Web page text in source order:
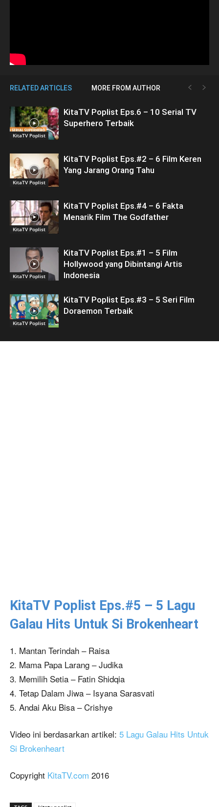
RELATED ARTICLES MORE FROM AUTHOR
KitaTV Poplist
KitaTV Poplist Eps.6 – 10 Serial TV
Superhero Terbaik
KitaTV Poplist
KitaTV Poplist Eps.#2 – 6 Film Keren
Yang Jarang Orang Tahu
KitaTV Poplist
KitaTV Poplist Eps.#4 – 6 Fakta
Menarik Film The Godfather
KitaTV Poplist
KitaTV Poplist Eps.#1 – 5 Film
Hollywood yang Dibintangi Artis
Indonesia
KitaTV Poplist
KitaTV Poplist Eps.#3 – 5 Seri Film
Doraemon Terbaik
KitaTV Poplist Eps.#5 – 5 Lagu
Galau Hits Untuk Si Brokenheart
1. Mantan Terindah – Raisa
2. Mama Papa Larang – Judika
3. Memilih Setia – Fatin Shidqia
4. Tetap Dalam Jiwa – Isyana Sarasvati
5. Andai Aku Bisa – Crishye
Video ini berdasarkan artikel: 5 Lagu Galau Hits Untuk
Si Brokenheart
Copyright KitaTV.com 2016